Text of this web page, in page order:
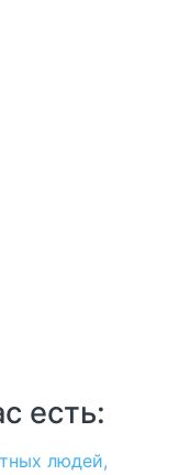
есть:
людей,